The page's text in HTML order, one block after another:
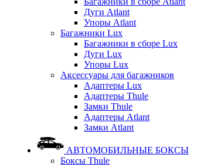
Дуги Atlant
Упоры Atlant
Багажники Lux
Багажники в сборе Lux
Дуги Lux
Упоры Lux
Аксессуары для багажников
Адаптеры Lux
Адаптеры Thule
Замки Thule
Адаптеры Atlant
Замки Atlant
АВТОМОБИЛЬНЫЕ БОКСЫ
Боксы Thule